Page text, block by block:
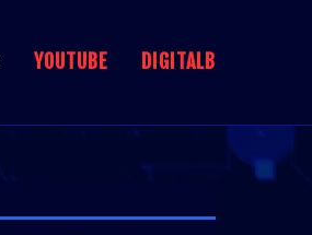
YOUTUBE DIGITALB